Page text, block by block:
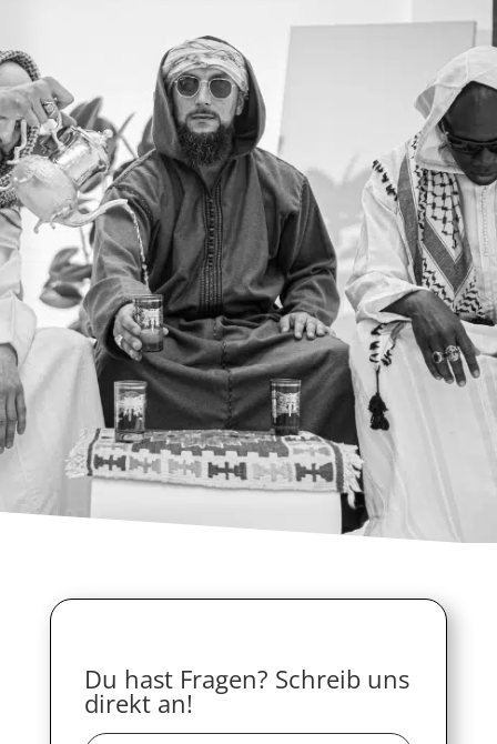
Du hast Fragen? Schreib uns
direkt an!